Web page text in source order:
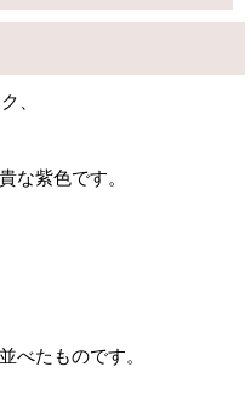
、
な紫色です。
べたものです。